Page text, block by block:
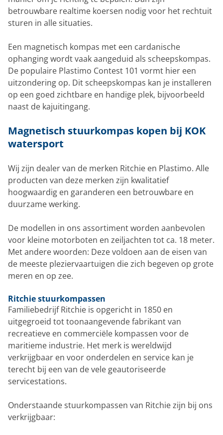
betrouwbare realtime koersen nodig voor het rechtuit
sturen in alle situaties.
Een magnetisch kompas met een cardanische
ophanging wordt vaak aangeduid als scheepskompas.
De populaire Plastimo Contest 101 vormt hier een
uitzondering op. Dit scheepskompas kan je installeren
op een goed zichtbare en handige plek, bijvoorbeeld
naast de kajuitingang.
Magnetisch stuurkompas kopen bij KOK
watersport
Wij zijn dealer van de merken Ritchie en Plastimo. Alle
producten van deze merken zijn kwalitatief
hoogwaardig en garanderen een betrouwbare en
duurzame werking.
De modellen in ons assortiment worden aanbevolen
voor kleine motorboten en zeiljachten tot ca. 18 meter.
Met andere woorden: Deze voldoen aan de eisen van
de meeste pleziervaartuigen die zich begeven op grote
meren en op zee.
Ritchie stuurkompassen
Familiebedrijf Ritchie is opgericht in 1850 en
uitgegroeid tot toonaangevende fabrikant van
recreatieve en commerciële kompassen voor de
maritieme industrie. Het merk is wereldwijd
verkrijgbaar en voor onderdelen en service kan je
terecht bij een van de vele geautoriseerde
servicestations.
Onderstaande stuurkompassen van Ritchie zijn bij ons
verkrijgbaar: